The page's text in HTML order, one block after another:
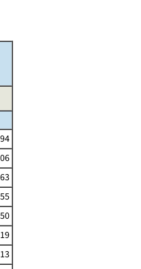
55
50
19
13